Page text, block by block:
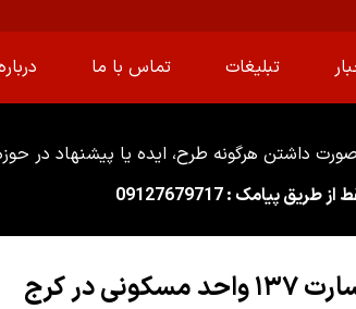
تبلیغات تماس با ما
داشتن هرگونه طرح، ایده یا پیشنهاد در
طریق پیامک : 09127679717
در کرج